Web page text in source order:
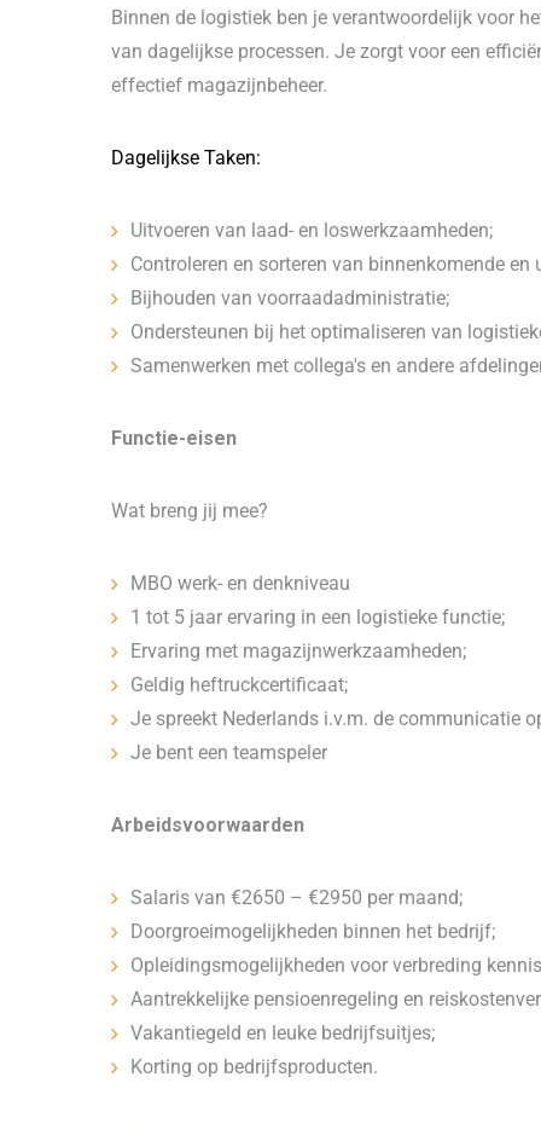
Binnen de logistiek ben je verantwoordelijk voor
van dagelijkse processen. Je zorgt voor een
effectief magazijnbeheer.
Dagelijkse Taken:
Uitvoeren van laad- en loswerkzaamheden;
Controleren en sorteren van binnenkomende en
Bijhouden van voorraadadministratie;
Ondersteunen bij het optimaliseren van
Samenwerken met collega's en andere
Functie-eisen
Wat breng jij mee?
MBO werk- en denkniveau
1 tot 5 jaar ervaring in een logistieke functie;
Ervaring met magazijnwerkzaamheden;
Geldig heftruckcertificaat;
Je spreekt Nederlands i.v.m. de communicatie
Je bent een teamspeler
Arbeidsvoorwaarden
Salaris van €2650 – €2950 per maand;
Doorgroeimogelijkheden binnen het bedrijf;
Opleidingsmogelijkheden voor verbreding
Aantrekkelijke pensioenregeling en
Vakantiegeld en leuke bedrijfsuitjes;
Korting op bedrijfsproducten.